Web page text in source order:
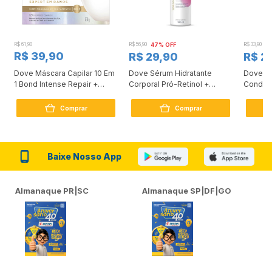
R$ 61,90
R$ 39,90
Dove Máscara Capilar 10 Em
1 Bond Intense Repair +
Comprar
R$ 56,90 47% OFF
R$ 29,90
Dove Sérum Hidratante
Corporal Pró-Retinol +
Comprar
R$ 33,90
R$
Dove
Baixe Nosso App
Almanaque PR|SC Almanaque SP|DF|GO